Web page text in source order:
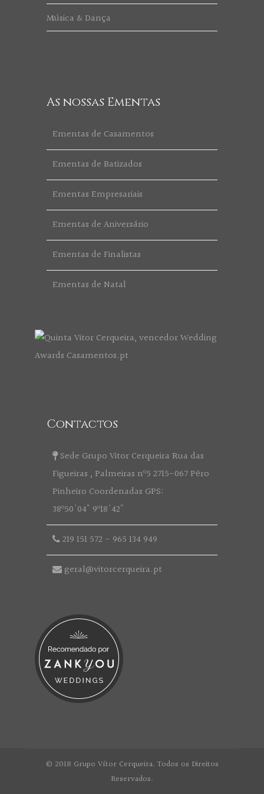
Música & Dança
As nossas Ementas
Ementas de Casamentos
Ementas de Batizados
Ementas Empresariais
Ementas de Aniversário
Ementas de Finalistas
Ementas de Natal
Contactos
Sede Grupo Vitor Cerqueira Rua das
Figueiras , Palmeiras nº5 2715-067 Pêro
Pinheiro Coordenadas GPS:
38º50'04" 9º18'42"
219 151 572 - 965 134 949
geral@vitorcerqueira.pt
© 2018 Grupo Vítor Cerqueira. Todos os Direitos
Reservados.